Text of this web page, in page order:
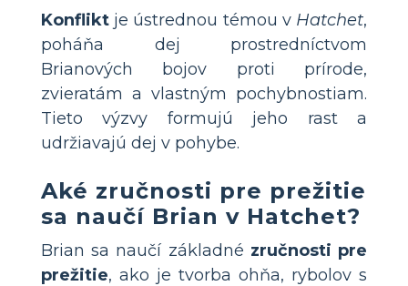
Konflikt je ústrednou témou v Hatchet,
poháňa dej prostredníctvom
Brianových bojov proti prírode,
zvieratám a vlastným pochybnostiam.
Tieto výzvy formujú jeho rast a
udržiavajú dej v pohybe.
Aké zručnosti pre prežitie
sa naučí Brian v Hatchet?
Brian sa naučí základné zručnosti pre
prežitie, ako je tvorba ohňa, rybolov s